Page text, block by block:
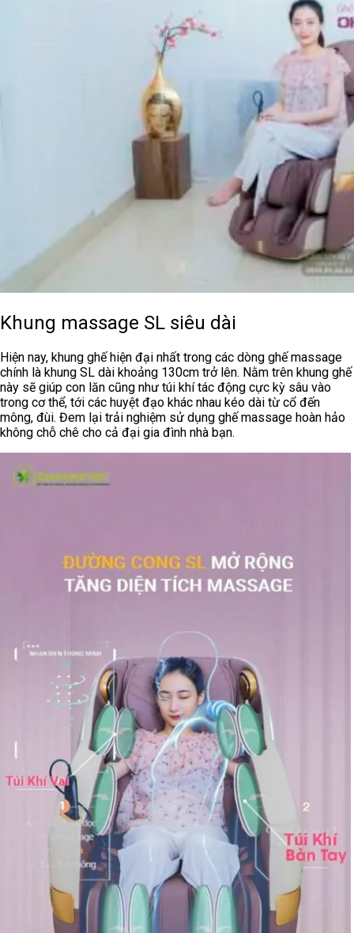
Khung massage SL siêu dài
Hiện nay, khung ghế hiện đại nhất trong các dòng ghế massage
chính là khung SL dài khoảng 130cm trở lên. Nằm trên khung ghế
này sẽ giúp con lăn cũng như túi khí tác động cực kỳ sâu vào
trong cơ thể, tới các huyệt đạo khác nhau kéo dài từ cổ đến
mông, đùi. Đem lại trải nghiệm sử dụng ghế massage hoàn hảo
không chỗ chê cho cả đại gia đình nhà bạn.